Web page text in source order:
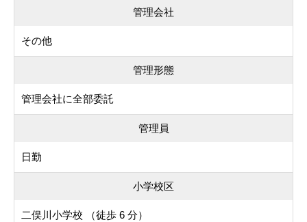
管理会社
その他
管理形態
管理会社に全部委託
管理員
日勤
小学校区
二俣川小学校 （徒歩 6 分）